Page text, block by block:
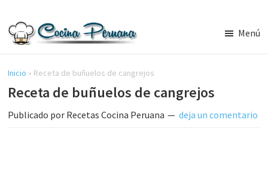
contenido
lateral
principal
Cocina
Peruana,
Recetas
de
Comida
Menú
Inicio » Receta de buñuelos de cangrejos
Receta de buñuelos de cangrejos
Publicado por Recetas Cocina Peruana deja un comentario